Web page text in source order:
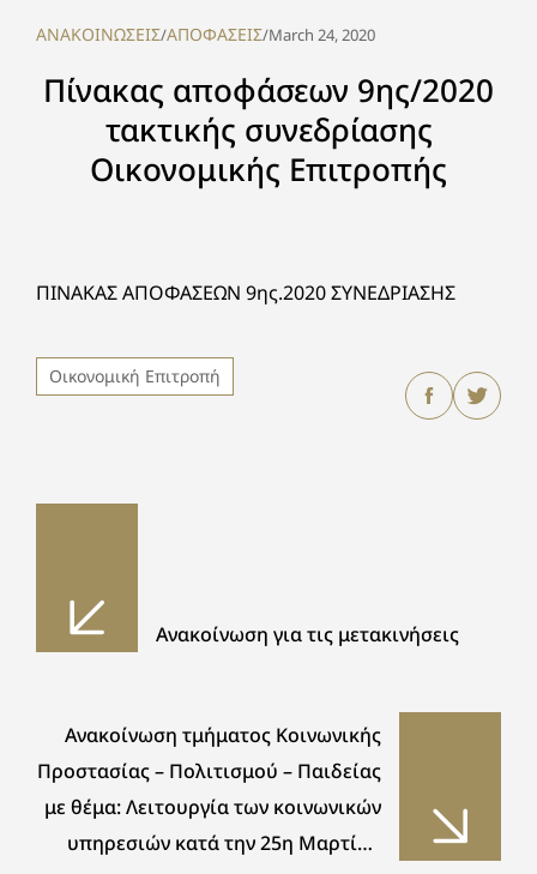
ΑΝΑΚΟΙΝΩΣΕΙΣ/ΑΠΟΦΑΣΕΙΣ/March 24, 2020
Πίνακας αποφάσεων 9ης/2020
τακτικής συνεδρίασης
Οικονομικής Επιτροπής
ΠΙΝΑΚΑΣ ΑΠΟΦΑΣΕΩΝ 9ης.2020 ΣΥΝΕΔΡΙΑΣΗΣ
Οικονομική Επιτροπή
Ανακοίνωση για τις μετακινήσεις
Ανακοίνωση τμήματος Κοινωνικής
Προστασίας – Πολιτισμού – Παιδείας
με θέμα: Λειτουργία των κοινωνικών
υπηρεσιών κατά την 25η Μαρτίου